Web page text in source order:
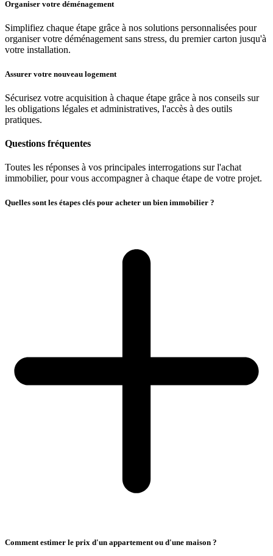
Organiser votre déménagement
Simplifiez chaque étape grâce à nos solutions personnalisées pour
organiser votre déménagement sans stress, du premier carton jusqu'à
votre installation.
Assurer votre nouveau logement
Sécurisez votre acquisition à chaque étape grâce à nos conseils sur
les obligations légales et administratives, l'accès à des outils
pratiques.
Questions fréquentes
Toutes les réponses à vos principales interrogations sur l'achat
immobilier, pour vous accompagner à chaque étape de votre projet.
Quelles sont les étapes clés pour acheter un bien immobilier ?
Comment estimer le prix d'un appartement ou d'une maison ?